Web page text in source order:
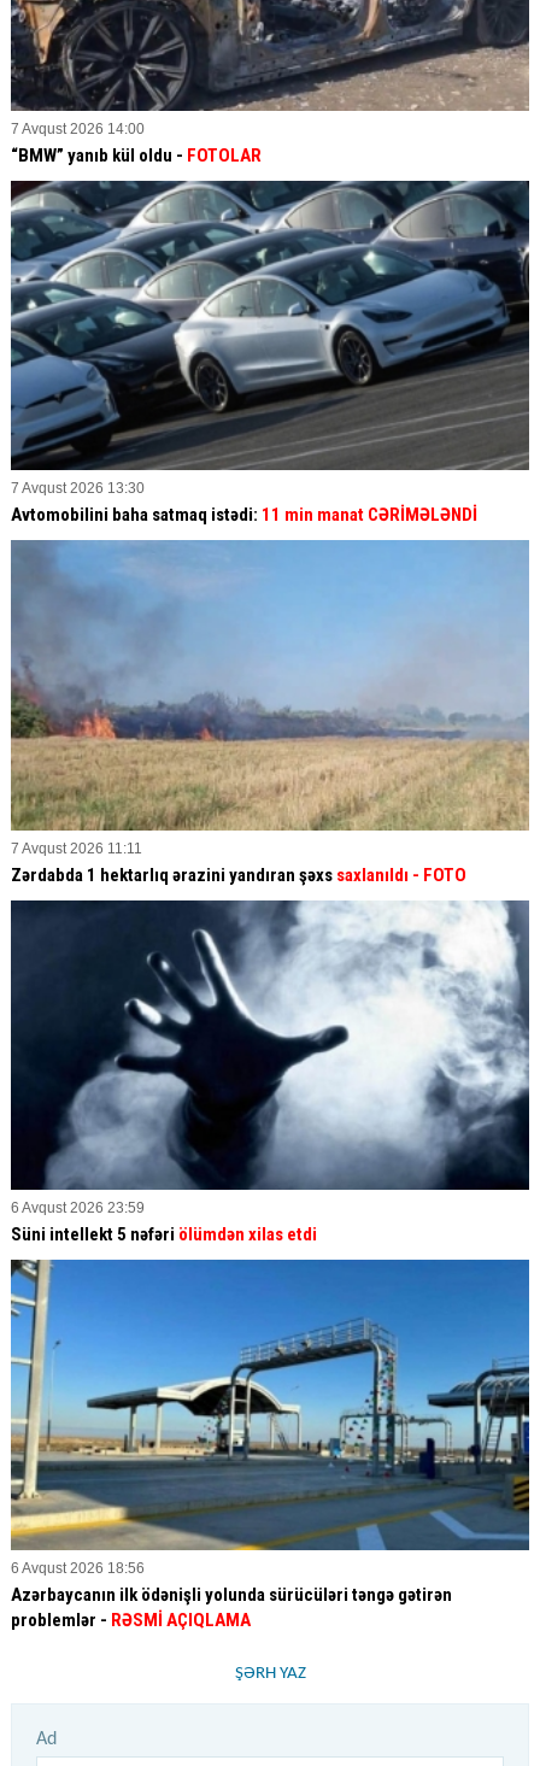
7 Avqust 2026 14:00
“BMW” yanıb kül oldu - FOTOLAR
7 Avqust 2026 13:30
Avtomobilini baha satmaq istədi: 11 min manat CƏRİMƏLƏNDİ
7 Avqust 2026 11:11
Zərdabda 1 hektarlıq ərazini yandıran şəxs saxlanıldı - FOTO
6 Avqust 2026 23:59
Süni intellekt 5 nəfəri ölümdən xilas etdi
6 Avqust 2026 18:56
Azərbaycanın ilk ödənişli yolunda sürücüləri təngə gətirən
problemlər - RƏSMİ AÇIQLAMA
ŞƏRH YAZ
Ad